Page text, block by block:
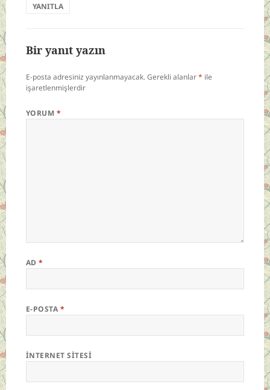
YANITLA
Bir yanıt yazın
E-posta adresiniz yayınlanmayacak.Gerekli alanlar* ile
işaretlenmişlerdir
YORUM *
AD*
E-POSTA *
İNTERNET SITESI